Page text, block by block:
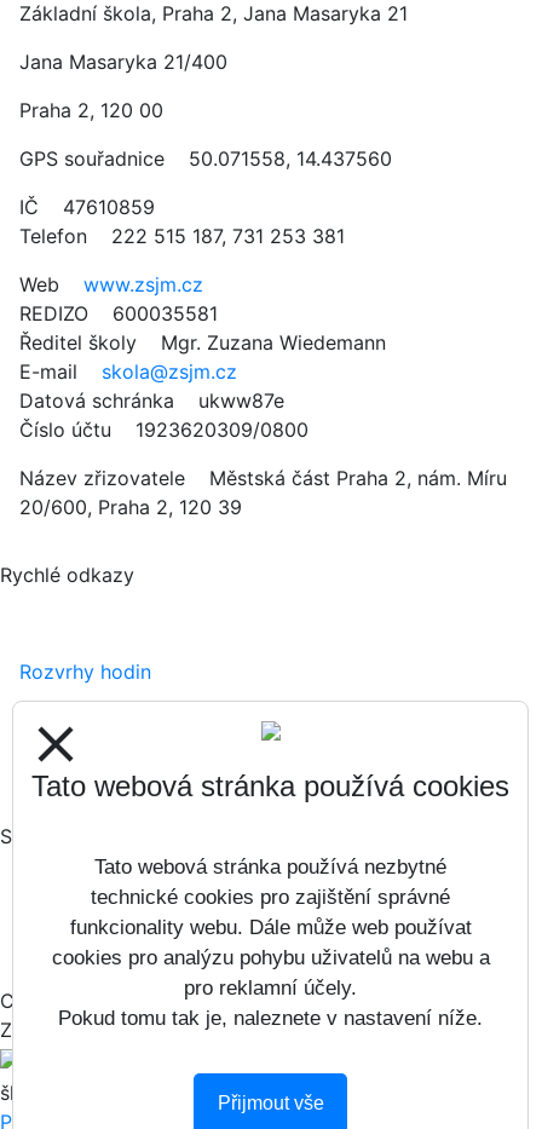
Základní škola, Praha 2, Jana Masaryka 21
Jana Masaryka 21/400
Praha 2, 120 00
GPS souřadnice 50.071558, 14.437560
IČ 47610859
Telefon 222 515 187, 731 253 381
Web www.zsjm.cz
REDIZO 600035581
Ředitel školy Mgr. Zuzana Wiedemann
E-mail skola@zsjm.cz
Datová schránka ukww87e
Číslo účtu 1923620309/0800
Název zřizovatele Městská část Praha 2, nám. Míru
20/600, Praha 2, 120 39
Rychlé odkazy
Rozvrhy hodin
Zápisy
Formuláře ke stažení
Sociální sítě
Copyright © 2017 - 2026
Základní škola Jana Masaryka 21 &
školních webů
Prohlášení o přístupnosti
close
Tato webová stránka používá cookies
Tato webová stránka používá nezbytné
technické cookies pro zajištění správné
funkcionality webu. Dále může web používat
cookies pro analýzu pohybu uživatelů na webu a
pro reklamní účely.
Pokud tomu tak je, naleznete v nastavení níže.
Přijmout vše